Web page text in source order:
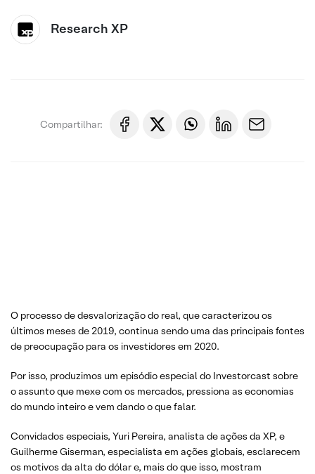
Research XP
Compartilhar:
O processo de desvalorização do real, que caracterizou os
últimos meses de 2019, continua sendo uma das principais fontes
de preocupação para os investidores em 2020.
Por isso, produzimos um episódio especial do Investorcast sobre
o assunto que mexe com os mercados, pressiona as economias
do mundo inteiro e vem dando o que falar.
Convidados especiais, Yuri Pereira, analista de ações da XP, e
Guilherme Giserman, especialista em ações globais, esclarecem
os motivos da alta do dólar e, mais do que isso, mostram